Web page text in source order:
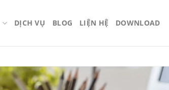
DỊCH VỤ BLOG LIỆN HỆ DOWNLOAD